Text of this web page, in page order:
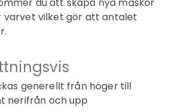
du att skapa nya maskor
varvet vilket gör att antalet
generellt från höger till
nerifrån och upp